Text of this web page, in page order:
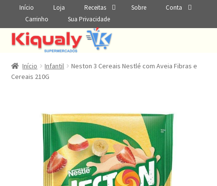
Início Loja Receitas Sobre
Conta
Carrinho
Sua Privacidade
Início Infantil
Neston 3 Cereais Nestlé com Aveia Fibras e
Cereais 210G